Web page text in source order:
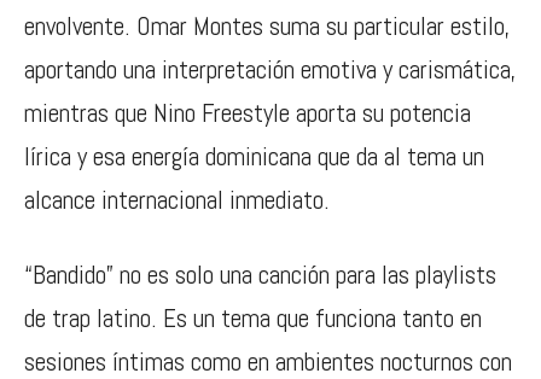
envolvente. Omar Montes suma su particular estilo,
aportando una interpretación emotiva y carismática,
mientras que Nino Freestyle aporta su potencia
lírica y esa energía dominicana que da al tema un
alcance internacional inmediato.
“Bandido” no es solo una canción para las playlists
de trap latino. Es un tema que funciona tanto en
sesiones íntimas como en ambientes nocturnos con